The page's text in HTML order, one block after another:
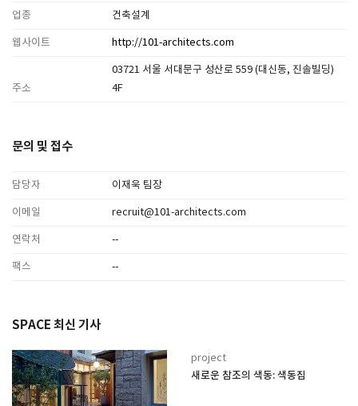
업종 건축설계
웹사이트 http://101-architects.com
주소
03721 서울 서대문구 성산로 559 (대신동, 진솔빌딩)
4F
문의 및 접수
담당자 이재욱 팀장
이메일 recruit@101-architects.com
연락처 --
팩스 --
SPACE 최신 기사
project
새로운 참조의 색동: 색동집